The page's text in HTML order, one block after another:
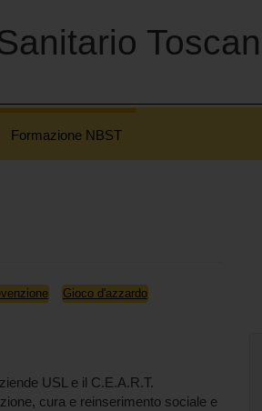
Formazione NBST
Gioco d'azzardo
USL e il C.E.A.R.T.
cura e reinserimento sociale e